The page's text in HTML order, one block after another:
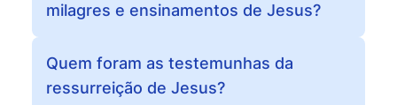
milagres e ensinamentos de Jesus?
Quem foram as testemunhas da
ressurreição de Jesus?